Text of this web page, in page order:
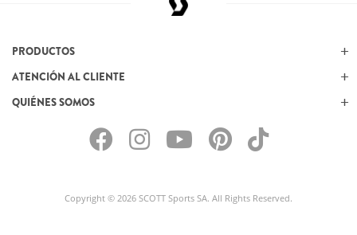
PRODUCTOS
ATENCIÓN AL CLIENTE
QUIÉNES SOMOS
Copyright © 2026 SCOTT Sports SA. All Rights Reserved.